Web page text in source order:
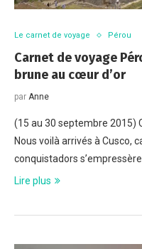
Le carnet de voyage Pérou
Carnet de voyage
brune au cœur d’or
par Anne
(15 au 30 septembre 2015)
Nous voilà arrivés à Cusco,
conquistadors
Lire plus